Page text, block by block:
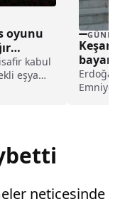
oyunu
kabul
eşya
bayan
neticesinde